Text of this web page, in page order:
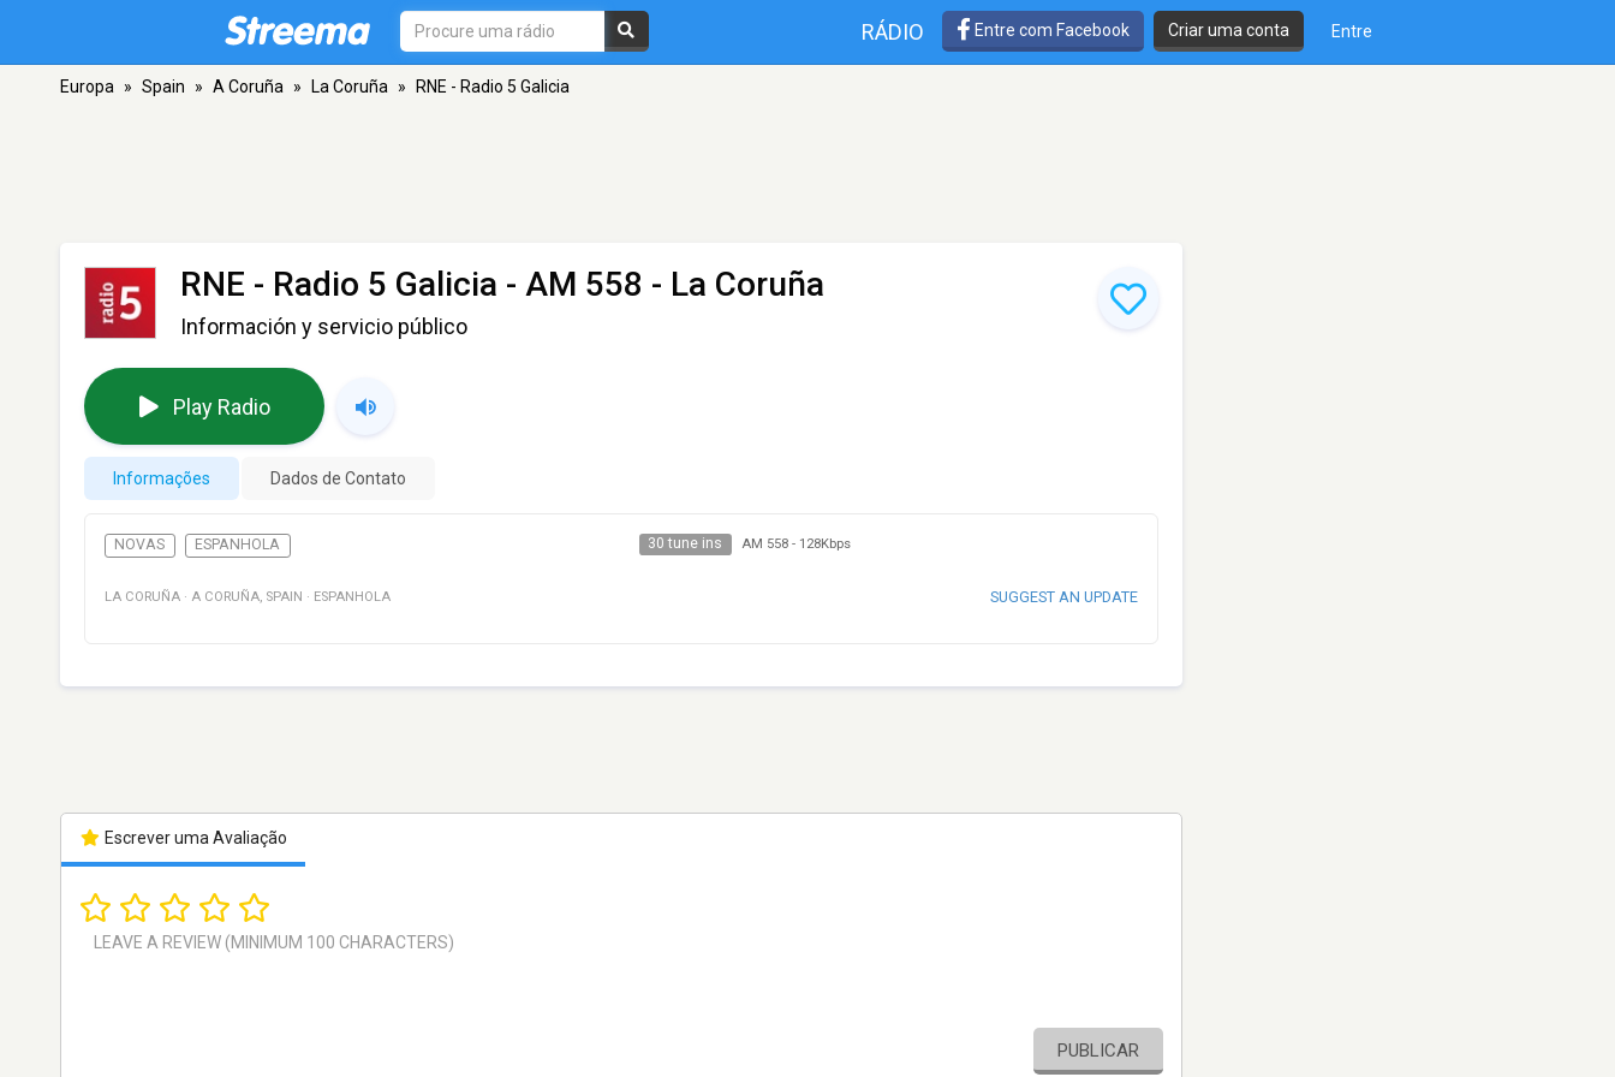
RÁDIO Entre com Facebook Criar uma conta Entre
Europa » Spain » A Coruña » La Coruña » RNE - Radio 5 Galicia
RNE - Radio 5 Galicia - AM 558 - La Coruña
Información y servicio público
Play Radio
Informações Dados de Contato
NOVAS ESPANHOLA 30 tune ins AM 558- 128Kbps
LA CORUÑA · A CORUÑA, SPAIN · ESPANHOLA SUGGEST AN UPDATE
Escrever uma Avaliação
PUBLICAR